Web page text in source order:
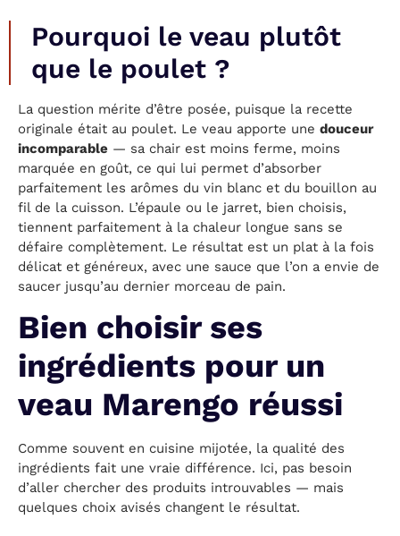
Pourquoi le veau plutôt
que le poulet ?
La question mérite d’être posée, puisque la recette
originale était au poulet. Le veau apporte une douceur
incomparable — sa chair est moins ferme, moins
marquée en goût, ce qui lui permet d’absorber
parfaitement les arômes du vin blanc et du bouillon au
fil de la cuisson. L’épaule ou le jarret, bien choisis,
tiennent parfaitement à la chaleur longue sans se
défaire complètement. Le résultat est un plat à la fois
délicat et généreux, avec une sauce que l’on a envie de
saucer jusqu’au dernier morceau de pain.
Bien choisir ses
ingrédients pour un
veau Marengo réussi
Comme souvent en cuisine mijotée, la qualité des
ingrédients fait une vraie différence. Ici, pas besoin
d’aller chercher des produits introuvables — mais
quelques choix avisés changent le résultat.